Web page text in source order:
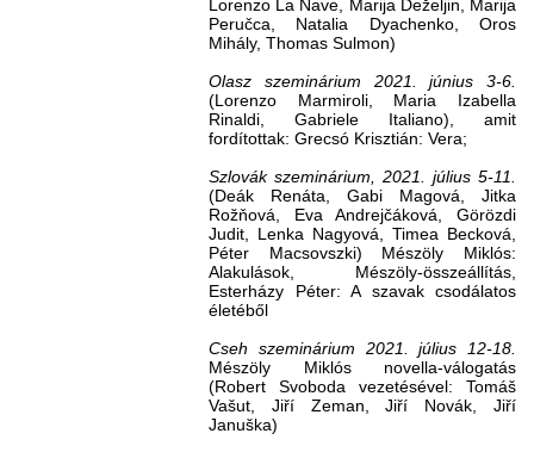
Lorenzo La Nave, Marija Deželjin, Marija
Peručca, Natalia Dyachenko, Oros
Mihály, Thomas Sulmon)
Olasz szeminárium 2021. június 3-6.
(Lorenzo Marmiroli, Maria Izabella
Rinaldi, Gabriele Italiano), amit
fordítottak: Grecsó Krisztián: Vera;
Szlovák szeminárium, 2021. július 5-11.
(Deák Renáta, Gabi Magová, Jitka
Rožňová, Eva Andrejčáková, Görözdi
Judit, Lenka Nagyová, Timea Becková,
Péter Macsovszki) Mészöly Miklós:
Alakulások, Mészöly-összeállítás,
Esterházy Péter: A szavak csodálatos
életéből
Cseh szeminárium 2021. július 12-18.
Mészöly Miklós novella-válogatás
(Robert Svoboda vezetésével: Tomáš
Vašut, Jiří Zeman, Jiří Novák, Jiří
Januška)